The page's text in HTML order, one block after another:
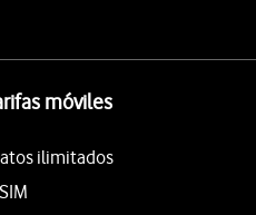
móviles
ilimitados